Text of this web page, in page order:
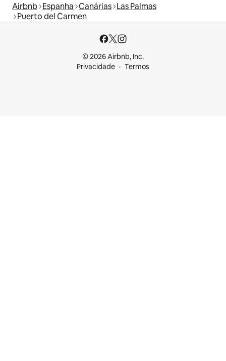
Airbnb Espanha Canárias Las Palmas
Puerto del Carmen
© 2026 Airbnb, Inc.
Privacidade
Termos